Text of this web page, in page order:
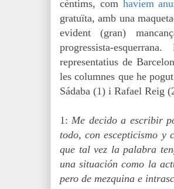
cèntims, com havíem
gratuïta, amb una
evident (gran)
progressista-
representatius de
les columnes que he
Sádaba (1) i Rafael Reig
1:Me decido a escribir
todo, con escepticismo y
que tal vez la palabra
una situación como la
pero de mezquina e